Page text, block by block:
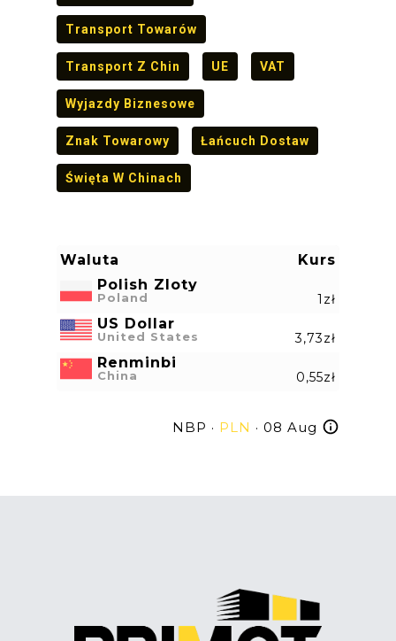
Transport Towarów
Transport Z Chin UE VAT
Wyjazdy Biznesowe
Znak Towarowy Łańcuch Dostaw
Święta W Chinach
Waluta
Kurs
Polish Zloty
Poland 1zł
US Dollar
United States 3,73zł
Renminbi
China 0,55zł
NBP · PLN · 08 Aug